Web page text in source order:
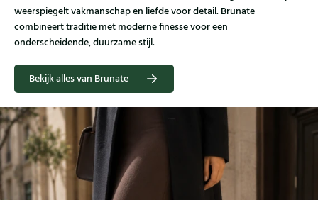
weerspiegelt vakmanschap en liefde voor detail. Brunate
combineert traditie met moderne finesse voor een
onderscheidende, duurzame stijl.
Bekijk alles van Brunate